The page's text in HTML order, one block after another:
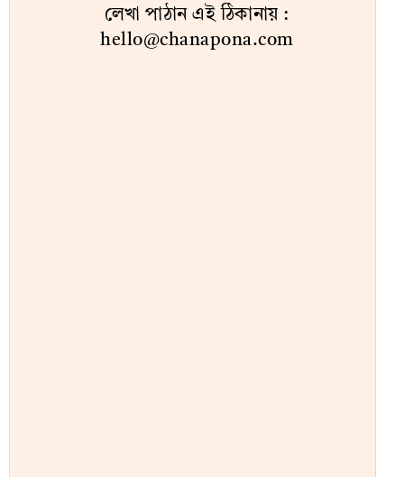
লেখা পাঠান এই ঠিকানায় :
hello@chanapona.com